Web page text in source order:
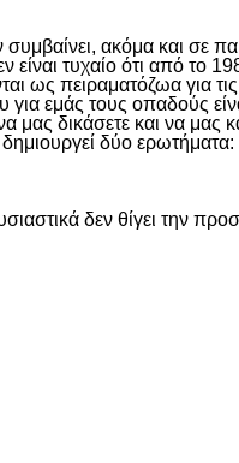
ακόμα και σε
τυχαίο ότι από
πειραματόζωα για
για εμάς τους
μας δικάσετε και να μας
δύο ερωτήματα:
δεν θίγει την